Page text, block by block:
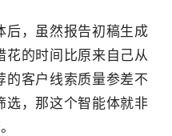
后，虽然报告初稿生成
花的时间比原来自己从
的客户线索质量参差不
选，那这个智能体就非